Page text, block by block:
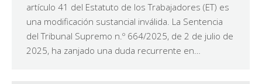
artículo 41 del Estatuto de los Trabajadores (ET) es
una modificación sustancial inválida. La Sentencia
del Tribunal Supremo n.º 664/2025, de 2 de julio de
2025, ha zanjado una duda recurrente en…